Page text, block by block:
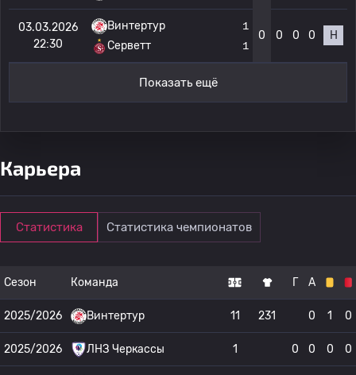
03.03.2026
22:30
Винтертур
Серветт
1
1
0 0 0 0 Н
Показать ещё
Карьера
Статистика Статистика чемпионатов
Сезон Команда Г А
2025/2026 Винтертур 11 231 0 1 0
2025/2026 ЛНЗ Черкассы 1 0 0 0 0